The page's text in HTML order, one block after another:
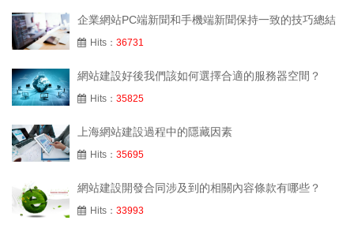
企業網站PC端新聞和手機端新聞保持一致的技巧總結
Hits： 36731
網站建設好後我們該如何選擇合適的服務器空間？
Hits： 35825
上海網站建設過程中的隱藏因素
Hits： 35695
網站建設開發合同涉及到的相關內容條款有哪些？
Hits： 33993